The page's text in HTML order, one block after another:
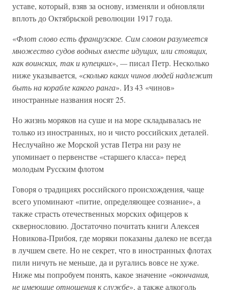
уставе, который, взяв за основу, изменяли и обновляли
вплоть до Октябрьской революции 1917 года.
«Флот слово есть французское. Сим словом разумеется
множество судов водных вместе идущих, или стоящих,
как воинских, так и купецких», —писал Петр. Несколько
ниже указывается, «сколько каких чинов людей надлежит
быть на корабле какого ранга». Из 43 «чинов»
иностранные названия носят 25.
Но жизнь моряков на суше и на море складывалась не
только из иностранных, но и чисто российских деталей.
Неслучайно же Морской устав Петра ни разу не
упоминает о первенстве «старшего класса» перед
молодым Русским флотом
Говоря о традициях российского происхождения, чаще
всего упоминают «питие, определяющее сознание», а
также страсть отечественных морских офицеров к
сквернословию. Достаточно почитать книги Алексея
Новикова-Прибоя, где моряки показаны далеко не всегда
в лучшем свете. Но не секрет, что в иностранных флотах
пили ничуть не меньше, да и ругались вовсе не хуже.
Ниже мы попробуем понять, какое значение «окончания,
не имеющие отношения к службе», а также алкоголь